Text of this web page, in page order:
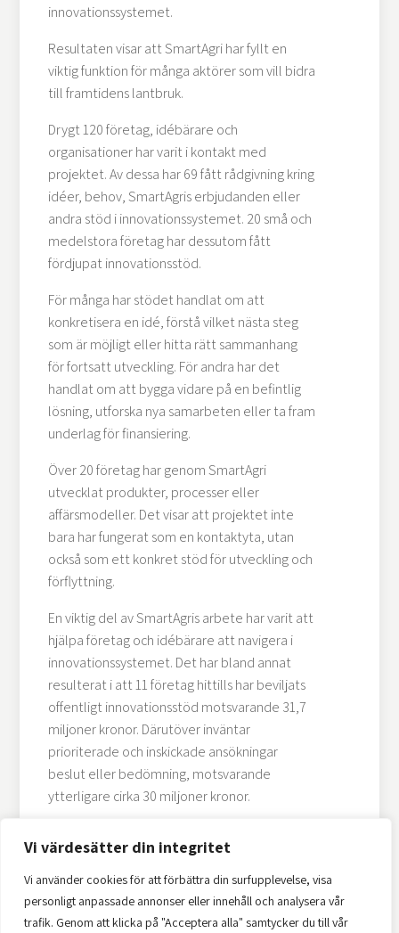
Vi värdesätter din integritet
Vi använder cookies för att förbättra din surfupplevelse, visa
personligt anpassade annonser eller innehåll och analysera vår
trafik. Genom att klicka på "Acceptera alla" samtycker du till vår
innovationssystemet.
Resultaten visar att SmartAgri har fyllt en
viktig funktion för många aktörer som vill bidra
till framtidens lantbruk.
Drygt 120 företag, idébärare och
organisationer har varit i kontakt med
projektet. Av dessa har 69 fått rådgivning kring
idéer, behov, SmartAgris erbjudanden eller
andra stöd i innovationssystemet. 20 små och
medelstora företag har dessutom fått
fördjupat innovationsstöd.
För många har stödet handlat om att
konkretisera en idé, förstå vilket nästa steg
som är möjligt eller hitta rätt sammanhang
för fortsatt utveckling. För andra har det
handlat om att bygga vidare på en befintlig
lösning, utforska nya samarbeten eller ta fram
underlag för finansiering.
Över 20 företag har genom SmartAgri
utvecklat produkter, processer eller
affärsmodeller. Det visar att projektet inte
bara har fungerat som en kontaktyta, utan
också som ett konkret stöd för utveckling och
förflyttning.
En viktig del av SmartAgris arbete har varit att
hjälpa företag och idébärare att navigera i
innovationssystemet. Det har bland annat
resulterat i att 11 företag hittills har beviljats
offentligt innovationsstöd motsvarande 31,7
miljoner kronor. Därutöver inväntar
prioriterade och inskickade ansökningar
beslut eller bedömning, motsvarande
ytterligare cirka 30 miljoner kronor.
samarbeten som tagit steg framåt. Genom
framtagna innovationsansökningar samverkar
totalt 66 privata och offentliga organisationer.
Det visar på kraften i att koppla samman rätt